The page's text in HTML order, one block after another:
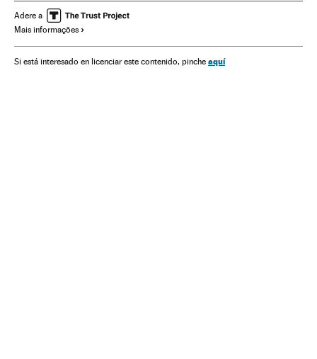
Paulo Guedes
Adere a
Mais informações
Si está interesado en licenciar este contenido, pinche aquí